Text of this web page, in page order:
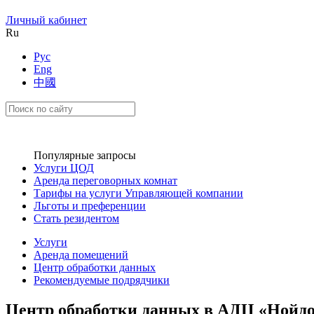
Личный кабинет
Ru
Рус
Eng
中國
Популярные запросы
Услуги ЦОД
Аренда переговорных комнат
Тарифы на услуги Управляющей компании
Льготы и преференции
Стать резидентом
Услуги
Аренда помещений
Центр обработки данных
Рекомендуемые подрядчики
Центр обработки данных в АДЦ